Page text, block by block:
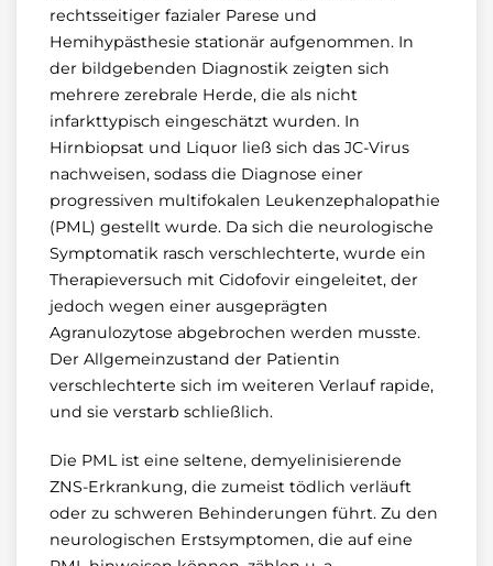
rechtsseitiger fazialer Parese und
Hemihypästhesie stationär aufgenommen. In
der bildgebenden Diagnostik zeigten sich
mehrere zerebrale Herde, die als nicht
infarkttypisch eingeschätzt wurden. In
Hirnbiopsat und Liquor ließ sich das JC-Virus
nachweisen, sodass die Diagnose einer
progressiven multifokalen Leukenzephalopathie
(PML) gestellt wurde. Da sich die neurologische
Symptomatik rasch verschlechterte, wurde ein
Therapieversuch mit Cidofovir eingeleitet, der
jedoch wegen einer ausgeprägten
Agranulozytose abgebrochen werden musste.
Der Allgemeinzustand der Patientin
verschlechterte sich im weiteren Verlauf rapide,
und sie verstarb schließlich.
Die PML ist eine seltene, demyelinisierende
ZNS-Erkrankung, die zumeist tödlich verläuft
oder zu schweren Behinderungen führt. Zu den
neurologischen Erstsymptomen, die auf eine